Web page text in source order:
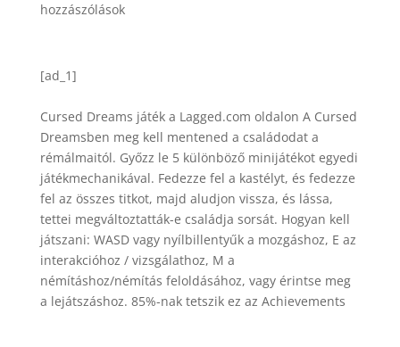
hozzászólások
[ad_1]
Cursed Dreams játék a Lagged.com oldalon A Cursed
Dreamsben meg kell mentened a családodat a
rémálmaitól. Győzz le 5 különböző minijátékot egyedi
játékmechanikával. Fedezze fel a kastélyt, és fedezze
fel az összes titkot, majd aludjon vissza, és lássa,
tettei megváltoztatták-e családja sorsát. Hogyan kell
játszani: WASD vagy nyílbillentyűk a mozgáshoz, E az
interakcióhoz / vizsgálathoz, M a
némításhoz/némítás feloldásához, vagy érintse meg
a lejátszáshoz. 85%-nak tetszik ez az Achievements